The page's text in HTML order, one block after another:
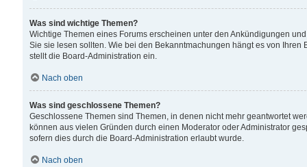
Was sind wichtige Themen?
Wichtige Themen eines Forums erscheinen unter den Ankündigungen
Sie sie lesen sollten. Wie bei den Bekanntmachungen hängt es von
stellt die Board-Administration ein.
Nach oben
Was sind geschlossene Themen?
Geschlossene Themen sind Themen, in denen nicht mehr geantwortet
können aus vielen Gründen durch einen Moderator oder Administrator
sofern dies durch die Board-Administration erlaubt wurde.
Nach oben